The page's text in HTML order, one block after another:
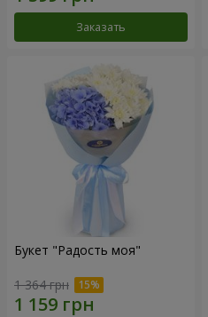
Заказать
Букет "Радость моя"
1 364 грн